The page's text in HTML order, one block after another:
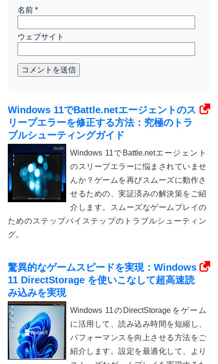
名前 *
ウェブサイト
コメントを送信
Windows 11でBattle.netエージェントのス
リープエラーを修正する方法：究極のトラ
ブルシューティングガイド
Windows 11でBattle.netエージェント
のスリープエラーに悩まされていませ
んか？ゲームを再びスムーズに動作さ
せるための、実証済みの解決策をご紹
介します。スムーズなゲームプレイの
ためのステップバイステップのトラブルシューティン
グ。
驚異的なゲームスピードを実現：Windows
11 DirectStorage を使いこなして超高速読
み込みを実現
Windows 11のDirectStorageをゲーム
に活用して、読み込み時間を短縮し、
パフォーマンスを向上させる方法をご
紹介します。設定を最適化して、より